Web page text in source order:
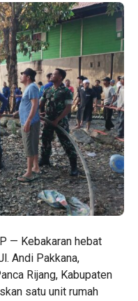
— Kebakaran hebat
Andi Pakkana,
Rijang, Kabupaten
satu unit rumah